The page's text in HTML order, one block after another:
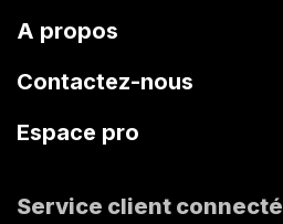
A propos
Contactez-nous
Espace pro
Service client connecté